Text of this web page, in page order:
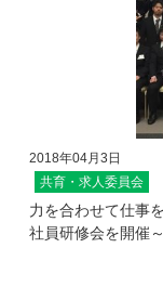
2018年04月3日
共育・求人委員会
力を合わせて仕事
社員研修会を開催～